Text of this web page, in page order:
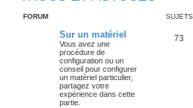
FORUM SUJETS
Sur un matériel
Vous avez une
procédure de
configuration ou un
conseil pour configurer
un matériel particulier,
partagez votre
expérience dans cette
partie.
73